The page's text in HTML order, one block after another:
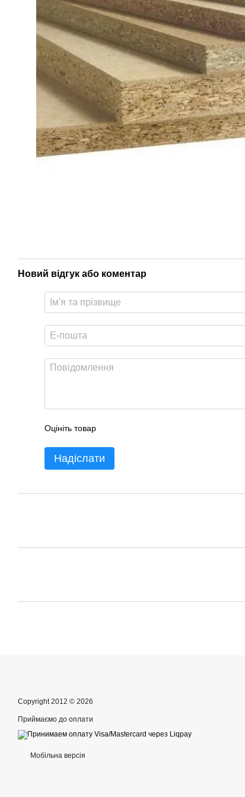
Новий відгук або коментар
Оцініть товар
Надіслати
Copyright 2012 © 2026
Приймаємо до оплати
Мобільна версія